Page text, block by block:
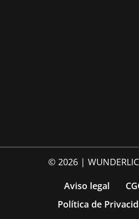
© 2026 |
Aviso legal
Política de